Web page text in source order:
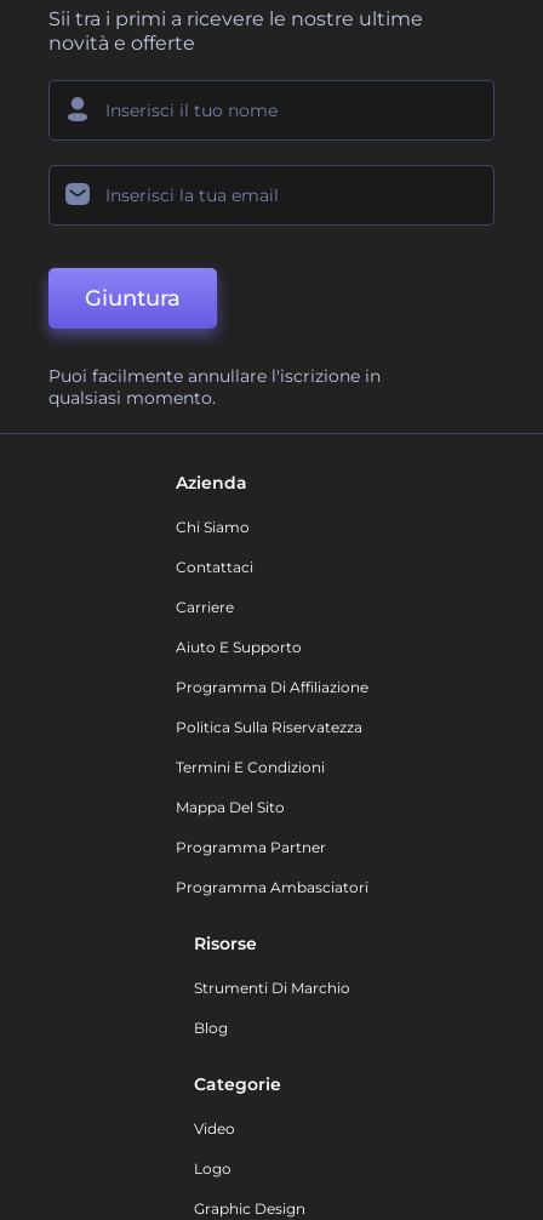
Sii tra i primi a ricevere le nostre ultime
novità e offerte
Giuntura
Puoi facilmente annullare l'iscrizione in
qualsiasi momento.
Azienda
Chi Siamo
Contattaci
Carriere
Aiuto E Supporto
Programma Di Affiliazione
Politica Sulla Riservatezza
Termini E Condizioni
Mappa Del Sito
Programma Partner
Programma Ambasciatori
Risorse
Strumenti Di Marchio
Blog
Categorie
Video
Logo
Graphic Design